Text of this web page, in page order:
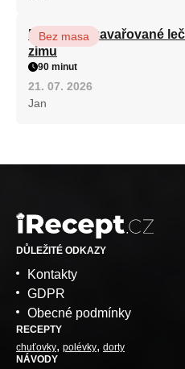
Babiččino zavařované
zimu
Bez masa
90 minut
21. 07. 2026
Jan
DŮLEŽITÉ ODKAZY
Kontakty
GDPR
Obecné podmínky
RECEPTY
chuťovky polévky dorty
NÁVODY